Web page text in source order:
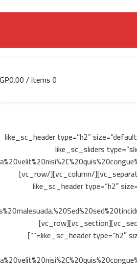
0
items
/
0.00
id=”” class=””][vc_empty_space height=”16px”][/vc_column][/vc_row][vc_row][vc_column width=”1/6″][/
id=”” class=”” align=”center” css=””][/vc_column][vc_column width=”1/6″][/vc_column][/vc_row][vc_row][vc_column][vc_empty_space height=”16px”][vc_separator][/vc_column][/vc_row]
[/
id=”” class=”” align=”left” css=””][/vc_column][/vc_row][vc_row][vc_column][vc_empty_space height=”16px”][vc_separator][/vc_column][/vc_row][/vc_section][vc_section][vc_row]
[vc_column][like_sc_header type=”h2″ size=”default” style=”default” align=”right” header=”Right Text Slider” subheader=”” text=”” icon_fontawesome=”” icon_type=”hidden” id=”” class=””]